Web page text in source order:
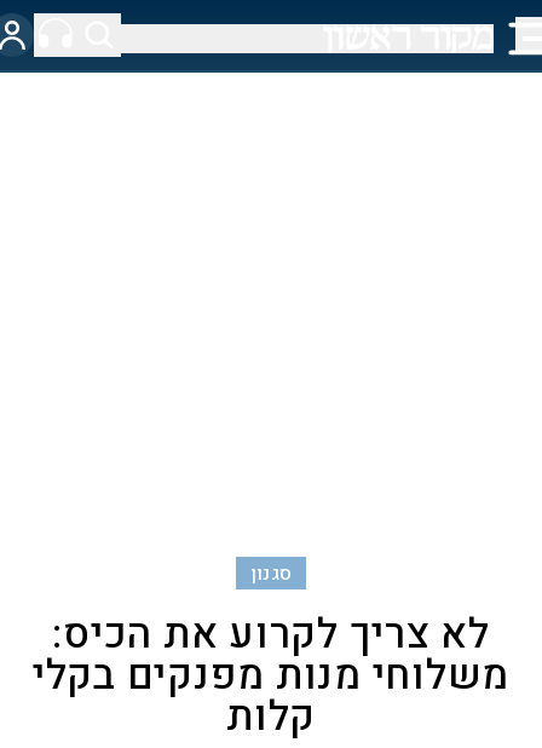
סגנון
לא צריך לקרוע את הכיס:
משלוחי מנות מפנקים בקלי
קלות